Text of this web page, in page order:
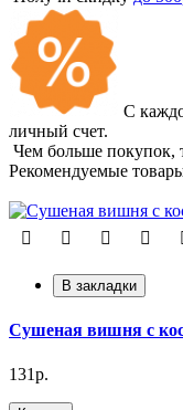
С
личный счет.
Чем больше покупок,
Рекомендуемые
В закладки
Сушеная вишня с
131р.